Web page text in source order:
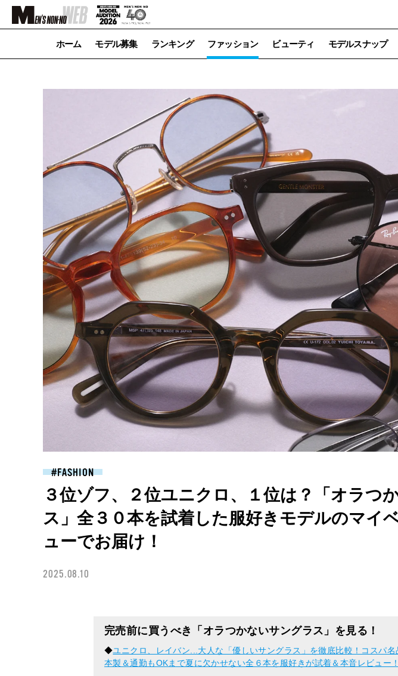
ホーム モデル募集 ランキング ファッション ビューティ モデルスナップ
FASHION
３位ゾフ、２位ユニクロ、１位は？「オラつ
ス」全３０本を試着した服好きモデルのマイ
ューでお届け！
2025.08.10
完売前に買うべき「オラつかないサングラス」を見る！
◆ユニクロ、レイバン...大人な「優しいサングラス」を徹底比較！コスパ名
本製＆通勤もOKまで夏に欠かせない全６本を服好きが試着＆本音レビュー！